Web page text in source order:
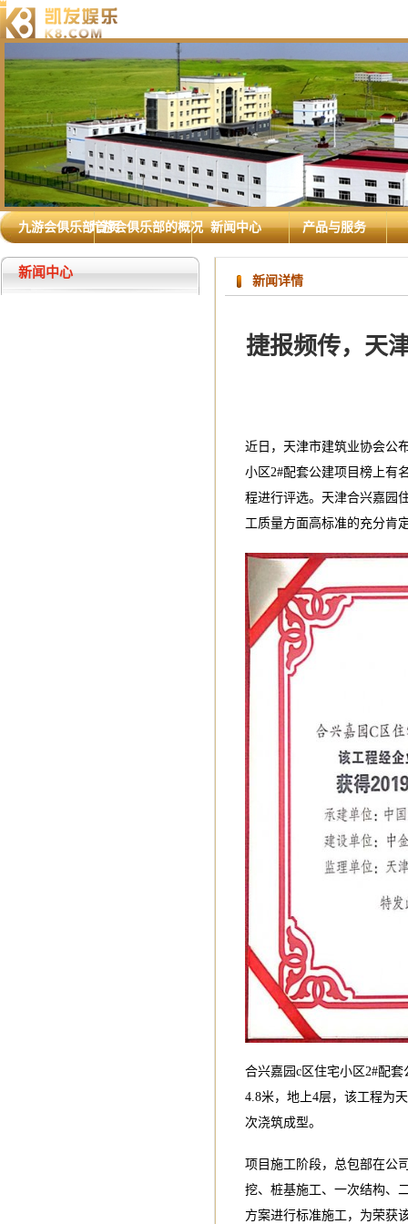
九游会俱乐部首页九游会俱乐部的概况 新闻中心 产品与服务
新闻中心
新闻详情
捷报频传，天
近日，天津市建筑业协会公
小区2#配套公建项目榜上有
程进行评选。天津合兴嘉园
工质量方面高标准的充分肯
合兴嘉园c区住宅小区2#配
4.8米，地上4层，该工程为
次浇筑成型。
项目施工阶段，总包部在公
挖、桩基施工、一次结构、
方案进行标准施工，为荣获